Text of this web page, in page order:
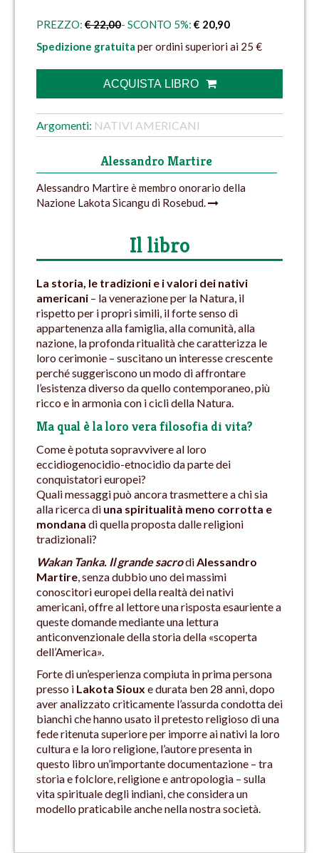
PREZZO: € 22,00- SCONTO 5%: € 20,90
Spedizione gratuita per ordini superiori ai 25 €
ACQUISTA LIBRO
Argomenti: NATIVI AMERICANI
Alessandro Martire
Alessandro Martire è membro onorario della
Nazione Lakota Sicangu di Rosebud.
Il libro
La storia, le tradizioni e i valori dei nativi
americani – la venerazione per la Natura, il
rispetto per i propri simili, il forte senso di
appartenenza alla famiglia, alla comunità, alla
nazione, la profonda ritualità che caratterizza le
loro cerimonie – suscitano un interesse crescente
perché suggeriscono un modo di affrontare
l’esistenza diverso da quello contemporaneo, più
ricco e in armonia con i cicli della Natura.
Ma qual è la loro vera filosofia di vita?
Come è potuta sopravvivere al loro
eccidiogenocidio-etnocidio da parte dei
conquistatori europei?
Quali messaggi può ancora trasmettere a chi sia
alla ricerca di una spiritualità meno corrotta e
mondana di quella proposta dalle religioni
tradizionali?
Wakan Tanka. Il grande sacrodiAlessandro
Martire, senza dubbio uno dei massimi
conoscitori europei della realtà dei nativi
americani, offre al lettore una risposta esauriente a
queste domande mediante una lettura
anticonvenzionale della storia della «scoperta
dell’America».
Forte di un’esperienza compiuta in prima persona
presso i Lakota Sioux e durata ben 28 anni, dopo
aver analizzato criticamente l’assurda condotta dei
bianchi che hanno usato il pretesto religioso di una
fede ritenuta superiore per imporre ai nativi la loro
cultura e la loro religione, l’autore presenta in
questo libro un’importante documentazione – tra
storia e folclore, religione e antropologia – sulla
vita spirituale degli indiani, che considera un
modello praticabile anche nella nostra società.